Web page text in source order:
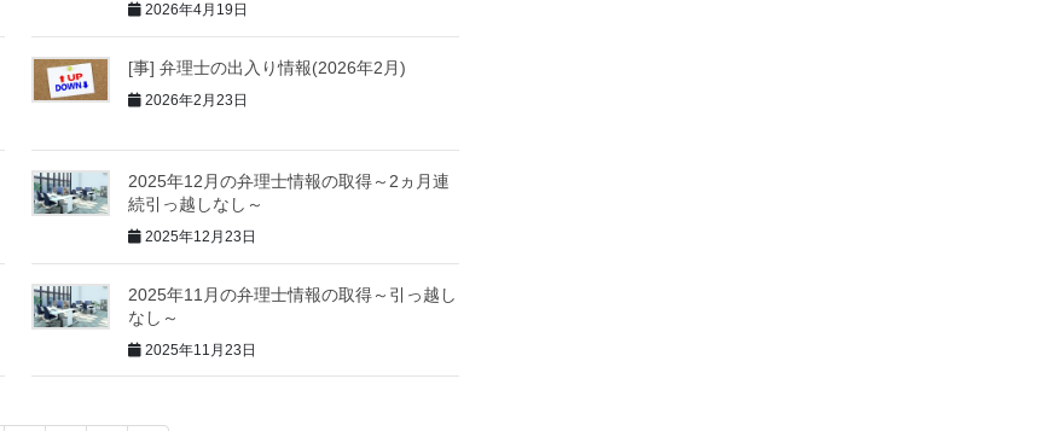
2026年4月19日
[事] 弁理士の出入り情報(2026年2月)
2026年2月23日
2025年12月の弁理士情報の取得～2ヵ月連
続引っ越しなし～
2025年12月23日
2025年11月の弁理士情報の取得～引っ越し
なし～
2025年11月23日